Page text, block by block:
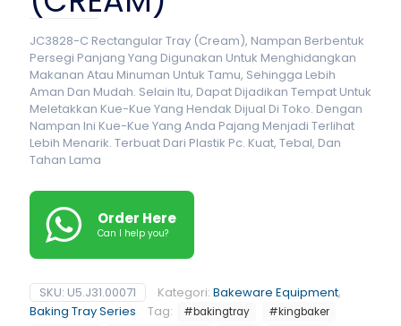
JC3828-C Rectangular Tray (Cream), Nampan Berbentuk
Persegi Panjang Yang Digunakan Untuk Menghidangkan
Makanan Atau Minuman Untuk Tamu, Sehingga Lebih
Aman Dan Mudah. Selain Itu, Dapat Dijadikan Tempat Untuk
Meletakkan Kue-Kue Yang Hendak Dijual Di Toko. Dengan
Nampan Ini Kue-Kue Yang Anda Pajang Menjadi Terlihat
Lebih Menarik. Terbuat Dari Plastik Pc. Kuat, Tebal, Dan
Tahan Lama
Order Here
Can I help you?
SKU: U5.J31.00071 Kategori: Bakeware Equipment,
Baking Tray Series
Tag: #bakingtray
#kingbaker